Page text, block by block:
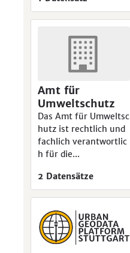
Amt für
Umweltschutz
Das Amt für Umweltsc
hutz ist rechtlich und
fachlich verantwortlic
h für die...
2 Datensätze